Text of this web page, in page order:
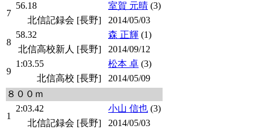
7
56.18 室賀 元晴 (3)
北信記録会 [長野]
2014/05/03
8
58.32 森 正輝 (1)
北信高校新人 [長野]
2014/09/12
9
1:03.55 松本 卓 (3)
北信高校 [長野]
2014/05/09
８００ｍ
1
2:03.42 小山 信也 (3)
北信記録会 [長野]
2014/05/03